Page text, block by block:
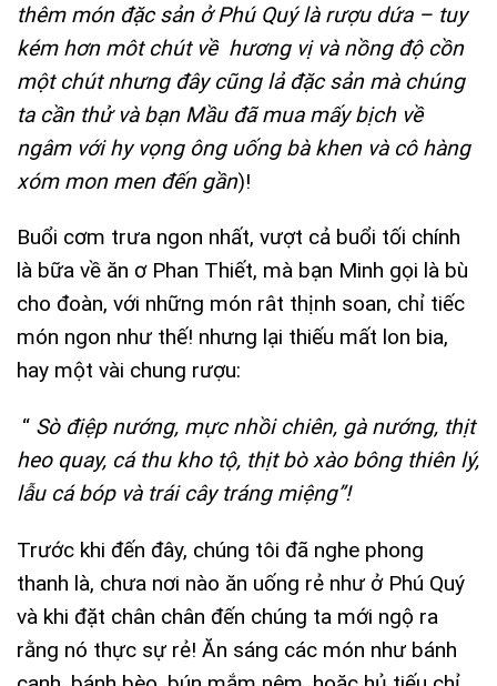
thêm món đặc sản ở Phú Quý là rượu dứa – tuy
kém hơn môt chút về hương vị và nồng độ cồn
một chút nhưng đây cũng lả đặc sản mà chúng
ta cần thử và bạn Mầu đã mua mấy bịch về
ngâm với hy vọng ông uống bà khen và cô hàng
xóm mon men đến gần)!
Buổi cơm trưa ngon nhất, vượt cả buổi tối chính
là bữa về ăn ơ Phan Thiết, mà bạn Minh gọi là bù
cho đoàn, với những món rât thịnh soan, chỉ tiếc
món ngon như thế! nhưng lại thiếu mất lon bia,
hay một vài chung rượu:
“ Sò điệp nướng, mực nhồi chiên, gà nướng, thịt
heo quay, cá thu kho tộ, thịt bò xào bông thiên lý,
lẫu cá bóp và trái cây tráng miệng”!
Trước khi đến đây, chúng tôi đã nghe phong
thanh là, chưa nơi nào ăn uống rẻ như ở Phú Quý
và khi đặt chân chân đến chúng ta mới ngộ ra
rằng nó thực sự rẻ! Ăn sáng các món như bánh